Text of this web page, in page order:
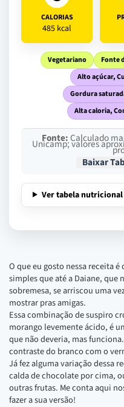
CALORIAS
485 kcal
Vegetariano Fonte
Alto açúcar,
Gordura
Alta caloria,
Fonte:Calculado
Unicamp; valores
Baixar
Ver tabela
O que eu gosto nessa receita
simples que até a Daiane,
sobremesa, se arriscou uma
mostrar pras amigas.
Essa combinação de suspiro
morango levemente ácido, é
que não deveria, mas
contraste do branco com o
Já fez alguma variação dessa
calda de chocolate por cima,
outras frutas. Me conta aqui
fazer a sua versão!